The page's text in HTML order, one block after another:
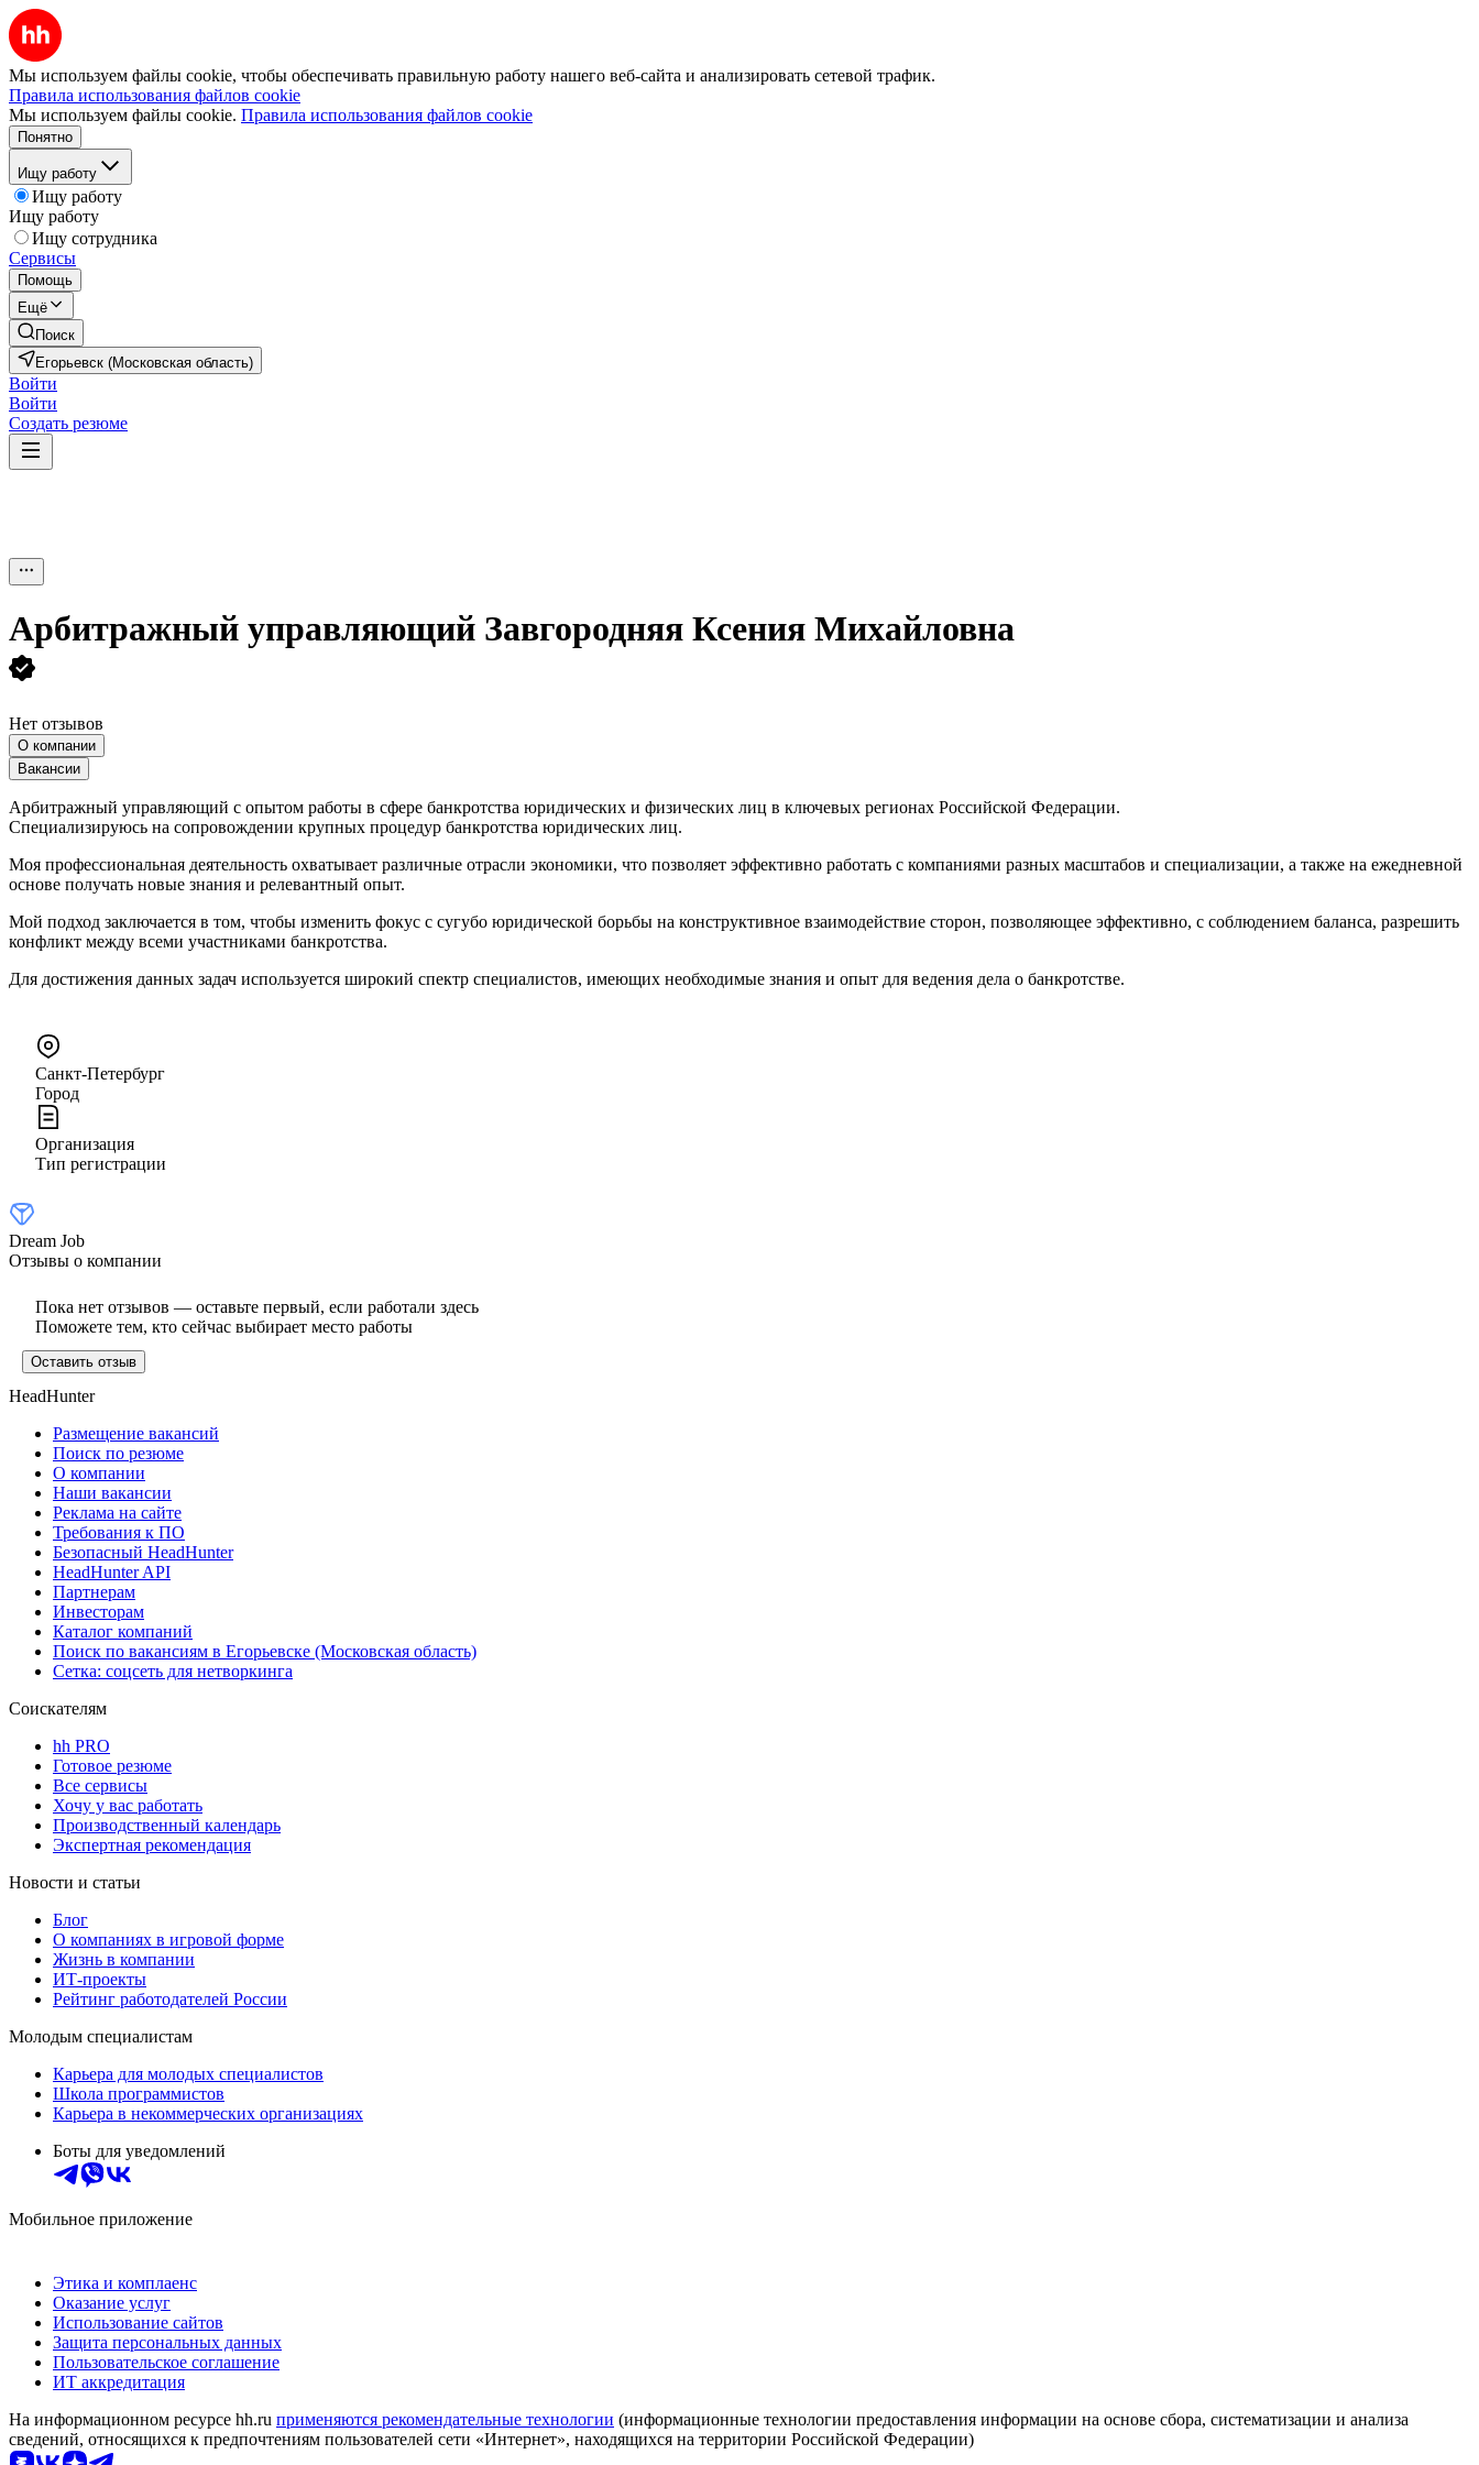
Мы используем файлы cookie, чтобы обеспечивать правильную работу нашего веб-сайта и анализировать сетевой трафик.
Правила использования файлов cookie
Мы используем файлы cookie. Правила использования файлов cookie
Понятно
Ищу работу
Ищу работу
Ищу работу
Ищу сотрудника
Сервисы
Помощь
Ещё
Поиск
Егорьевск (Московская область)
Войти
Войти
Создать резюме
Арбитражный управляющий Завгородняя Ксения Михайловна
Нет отзывов
О компании
Вакансии
Арбитражный управляющий с опытом работы в сфере банкротства юридических и физических лиц в ключевых регионах Российской Федерации.
Специализируюсь на сопровождении крупных процедур банкротства юридических лиц.
Моя профессиональная деятельность охватывает различные отрасли экономики, что позволяет эффективно работать с компаниями разных масштабов и специализации, а также на ежедневной
основе получать новые знания и релевантный опыт.
Мой подход заключается в том, чтобы изменить фокус с сугубо юридической борьбы на конструктивное взаимодействие сторон, позволяющее эффективно, с соблюдением баланса, разрешить
конфликт между всеми участниками банкротства.
Для достижения данных задач используется широкий спектр специалистов, имеющих необходимые знания и опыт для ведения дела о банкротстве.
Санкт-Петербург
Город
Организация
Тип регистрации
Dream Job
Отзывы о компании
Пока нет отзывов — оставьте первый, если работали здесь
Поможете тем, кто сейчас выбирает место работы
Оставить отзыв
HeadHunter
Размещение вакансий
Поиск по резюме
О компании
Наши вакансии
Реклама на сайте
Требования к ПО
Безопасный HeadHunter
HeadHunter API
Партнерам
Инвесторам
Каталог компаний
Поиск по вакансиям в Егорьевске (Московская область)
Сетка: соцсеть для нетворкинга
Соискателям
hh PRO
Готовое резюме
Все сервисы
Хочу у вас работать
Производственный календарь
Экспертная рекомендация
Новости и статьи
Блог
О компаниях в игровой форме
Жизнь в компании
ИТ-проекты
Рейтинг работодателей России
Молодым специалистам
Карьера для молодых специалистов
Школа программистов
Карьера в некоммерческих организациях
Боты для уведомлений
Мобильное приложение
Этика и комплаенс
Оказание услуг
Использование сайтов
Защита персональных данных
Пользовательское соглашение
ИТ аккредитация
На информационном ресурсе hh.ru применяются рекомендательные технологии (информационные технологии предоставления информации на основе сбора, систематизации и анализа
сведений, относящихся к предпочтениям пользователей сети «Интернет», находящихся на территории Российской Федерации)